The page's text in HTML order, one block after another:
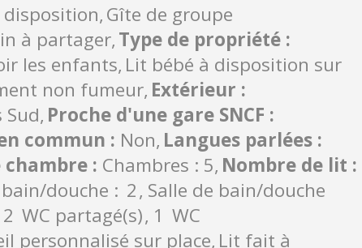
Gîte de groupe
à partager Type de propriété :
les enfants Lit bébé à disposition sur
non fumeur Extérieur :
Sud Proche d'une gare SNCF :
commun : Non Langues parlées :
chambre : Chambres : 5 Nombre de lit :
douche : 2 Salle de bain/douche
2 WC partagé(s) 1 WC
personnalisé sur place Lit fait à